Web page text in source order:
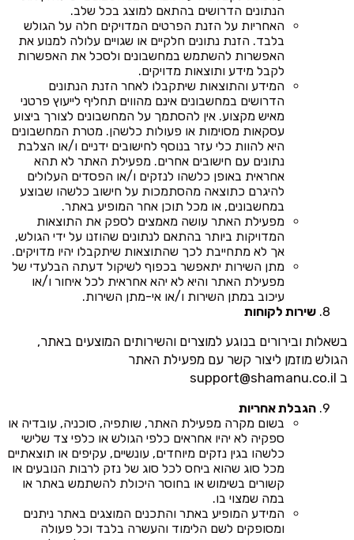
הנתונים הדרושים בהתאם למוצג בכל שלב.
האחריות על הזנת הפרטים המדויקים חלה על הגולש
בלבד. הזנת נתונים חלקיים או שגויים עלולה למנוע את
האפשרות להשתמש במחשבונים ולסכל את האפשרות
לקבל מידע ותוצאות מדויקים.
המידע והתוצאות שיתקבלו לאחר הזנת הנתונים
הדרושים במחשבונים אינם מהווים תחליף לייעוץ פרטני
מאיש מקצוע. אין להסתמך על המחשבונים לצורך ביצוע
עסקאות מסוימות או פעולות כלשהן. מטרת המחשבונים
היא להוות כלי עזר בנוסף לחישובים ידניים ו/או הצלבת
נתונים עם חישובים אחרים. מפעילת האתר לא תהא
אחראית באופן כלשהו לנזקים ו/או הפסדים העלולים
להיגרם כתוצאה מהסתמכות על חישוב כלשהו שבוצע
במחשבונים, או מכל תוכן אחר המופיע באתר.
מפעילת האתר עושה מאמצים לספק את התוצאות
המדויקות ביותר בהתאם לנתונים שהוזנו על ידי הגולש,
אך לא מתחייבת לכך שהתוצאות שיתקבלו יהיו מדויקים.
מתן השירות יתאפשר בכפוף לשיקול דעתה הבלעדי של
מפעילת האתר והיא לא יהא אחראית לכל איחור ו/או
עיכוב במתן השירות ו/או אי-מתן השירות.
שירות לקוחות
בשאלות ובירורים בנוגע למוצרים והשירותים המוצעים באתר,
הגולש מוזמן ליצור קשר עם מפעילת האתר
ב support@shamanu.co.il
הגבלת אחריות
בשום מקרה מפעילת האתר, שותפיה, סוכניה, עובדיה או
ספקיה לא יהיו אחראים כלפי הגולש או כלפי צד שלישי
כלשהו בגין נזקים מיוחדים, עונשיים, עקיפים או תוצאתיים
מכל סוג שהוא ביחס לכל סוג של נזק לרבות הנובעים או
קשורים בשימוש או בחוסר היכולת להשתמש באתר או
במה שמצוי בו.
המידע המופיע באתר והתכנים המוצגים באתר ניתנים
ומסופקים לשם הלימוד והעשרה בלבד וכל פעולה